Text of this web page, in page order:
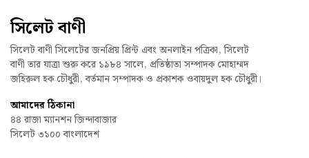
সিলেট বাণী
সিলেট বাণী সিলেটের জনপ্রিয় প্রিন্ট এবং অনলাইন পত্রিকা, সিলেট
বাণী তার যাত্রা শুরু করে ১৯৮৪ সালে, প্রতিষ্ঠাতা সম্পাদক মোহাম্মদ
জহিরুল হক চৌধুরী, বর্তমান সম্পাদক ও প্রকাশক ওবায়দুল হক চৌধুরী।
আমাদের ঠিকানা
৪৪ রাজা ম্যানশন জিন্দাবাজার
সিলেট ৩১০০ বাংলাদেশ